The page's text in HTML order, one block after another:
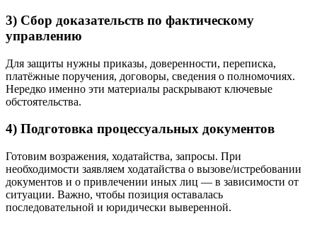
3) Сбор доказательств по фактическому
управлению
Для защиты нужны приказы, доверенности, переписка,
платёжные поручения, договоры, сведения о полномочиях.
Нередко именно эти материалы раскрывают ключевые
обстоятельства.
4) Подготовка процессуальных документов
Готовим возражения, ходатайства, запросы. При
необходимости заявляем ходатайства о вызове/истребовании
документов и о привлечении иных лиц — в зависимости от
ситуации. Важно, чтобы позиция оставалась
последовательной и юридически выверенной.